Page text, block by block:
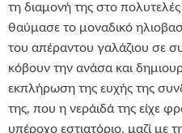
τη διαμονή της στο
θαύμασε το μοναδικό
του απέραντου γαλάζιου σε
κόβουν την ανάσα και
εκπλήρωση της ευχής της
της, που η νεράιδά της είχε
υπέροχο εστιατόριο, μαζί με